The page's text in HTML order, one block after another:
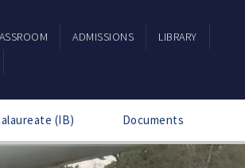
ADMISSIONS
LIBRARY
(IB) Documents